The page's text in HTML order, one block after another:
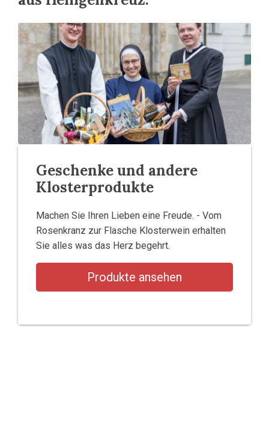
Geschenke und andere
Klosterprodukte
Machen Sie Ihren Lieben eine Freude. - Vom
Rosenkranz zur Flasche Klosterwein erhalten
Sie alles was das Herz begehrt.
Produkte ansehen